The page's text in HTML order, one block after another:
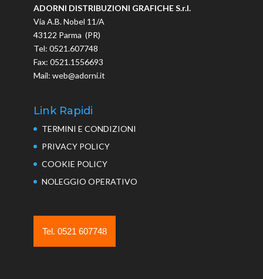
ADORNI DISTRIBUZIONI GRAFICHE S.r.l.
Via A.B. Nobel 11/A
43122 Parma (PR)
Tel: 0521.607748
Fax: 0521.1556693
Mail: web@adorni.it
Link Rapidi
TERMINI E CONDIZIONI
PRIVACY POLICY
COOKIE POLICY
NOLEGGIO OPERATIVO
Tel. 0521 607748